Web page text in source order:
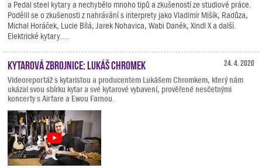
a Pedal steel kytary a nechybělo mnoho tipů a zkušeností ze studiové práce.
Podělil se o zkušenosti z nahrávání s interprety jako Vladimír Mišík, Radůza,
Michal Horáček, Lucie Bílá, Jarek Nohavica, Wabi Daněk, Xindl X a další.
Elektrické kytary....
24. 4. 2020
Kytarová zbrojnice: Lukáš Chromek
Videoreportáž s kytaristou a producentem Lukášem Chromkem, který nám
ukázal svou sbírku kytar a své kytarové vybavení, prověřené nesčetnými
koncerty s Airfare a Ewou Farnou.